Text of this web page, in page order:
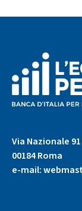
page)
Via Nazionale 91
00184 Roma
e-mail: